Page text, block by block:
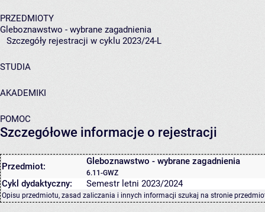
PRZEDMIOTY
Gleboznawstwo - wybrane zagadnienia
Szczegóły rejestracji w cyklu 2023/24-L
STUDIA
AKADEMIKI
POMOC
Szczegółowe informacje o rejestracji
Przedmiot: Gleboznawstwo - wybrane zagadnienia
6.11-GWZ
Cykl dydaktyczny: Semestr letni 2023/2024
Opisu przedmiotu, zasad zaliczania i innych informacji szukaj na stronie